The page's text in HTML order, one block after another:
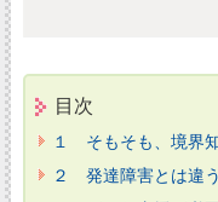
目次
１ そもそも、境界
２ 発達障害とは違